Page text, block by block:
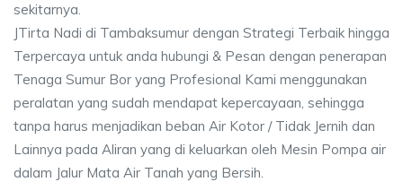
sekitarnya.
JTirta Nadi di Tambaksumur dengan Strategi Terbaik hingga
Terpercaya untuk anda hubungi & Pesan dengan penerapan
Tenaga Sumur Bor yang Profesional Kami menggunakan
peralatan yang sudah mendapat kepercayaan, sehingga
tanpa harus menjadikan beban Air Kotor / Tidak Jernih dan
Lainnya pada Aliran yang di keluarkan oleh Mesin Pompa air
dalam Jalur Mata Air Tanah yang Bersih.